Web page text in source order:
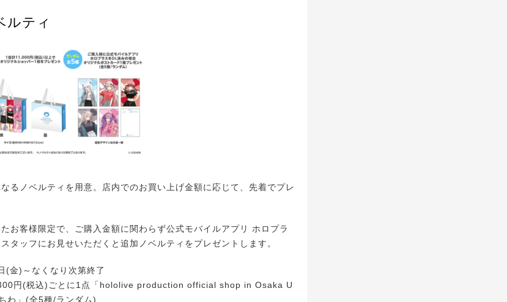
ルティ
るノベルティを用意。店内でのお買い上げ金額に応じて、先着でプレ
お客様限定で、ご購入金額に関わらず公式モバイルアプリ ホロプラ
タッフにお見せいただくと追加ノベルティをプレゼントします。
(金)～なくなり次第終了
円(税込)ごとに1点「hololive production official shop in Osaka U
わ」(全5種/ランダム)